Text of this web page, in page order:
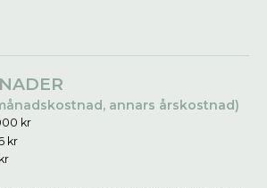
annars årskostnad)
kr
kr